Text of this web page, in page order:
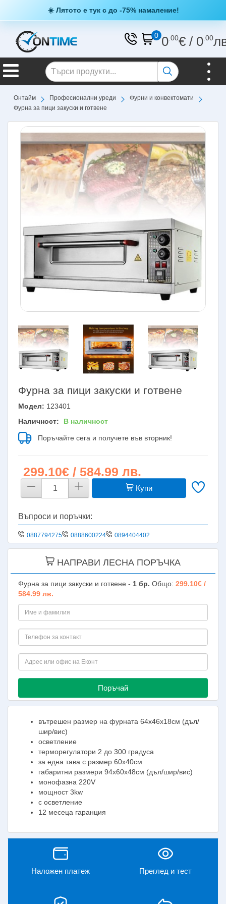
☀️ Лятото е тук с до -75% намаление!
0 0.00€/ 0.00
Онтайм Професионални уреди
Фурни и конвектомати
Фурна за пици закуски и готвене
Фурна за пици закуски и готвене
Модел: 123401
Наличност:
В наличност
Поръчайте сега и получете във вторник!
299.10€ / 584.99 лв.
Купи
Въпроси и поръчки:
0887794275 0888600224 0894404402
НАПРАВИ ЛЕСНА ПОРЪЧКА
Фурна за пици закуски и готвене - 1 бр. Общо: 299.10€ /
584.99 лв.
Поръчай
вътрешен размер на фурната 64х46х18см (дъл/
шир/вис)
осветление
терморегулатори 2 до 300 градуса
за една тава с размер 60х40см
габаритни размери 94х60х48см (дъл/шир/вис)
монофазна 220V
мощност 3kw
с осветление
12 месеца гаранция
Наложен платеж Преглед и тест